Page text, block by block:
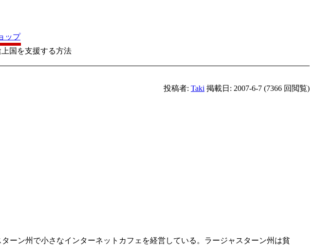
ップ
上国を支援する方法
投稿者: Taki 掲載日: 2007-6-7 (7366 回閲覧)
ーン州で小さなインターネットカフェを経営している。ラージャスターン州は貧